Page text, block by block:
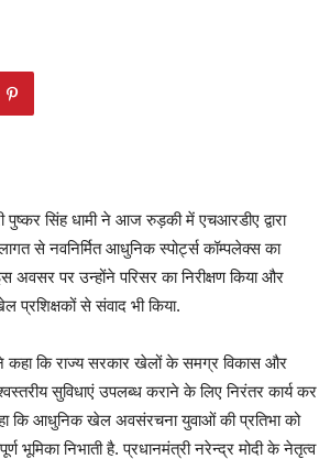
पुष्कर सिंह धामी ने आज रुड़की में एचआरडीए द्वारा
से नवनिर्मित आधुनिक स्पोर्ट्स कॉम्पलेक्स का
अवसर पर उन्होंने परिसर का निरीक्षण किया और
प्रशिक्षकों से संवाद भी किया.
कहा कि राज्य सरकार खेलों के समग्र विकास और
सुविधाएं उपलब्ध कराने के लिए निरंतर कार्य कर
कि आधुनिक खेल अवसंरचना युवाओं की प्रतिभा को
भूमिका निभाती है. प्रधानमंत्री नरेन्द्र मोदी के नेतृत्व